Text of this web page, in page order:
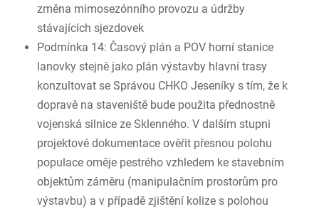
změna mimosezónního provozu a údržby
stávajících sjezdovek
Podmínka 14: Časový plán a POV horní stanice
lanovky stejně jako plán výstavby hlavní trasy
konzultovat se Správou CHKO Jeseníky s tím, že k
dopravě na staveniště bude použita přednostně
vojenská silnice ze Sklenného. V dalším stupni
projektové dokumentace ověřit přesnou polohu
populace oměje pestrého vzhledem ke stavebním
objektům záměru (manipulačním prostorům pro
výstavbu) a v případě zjištění kolize s polohou